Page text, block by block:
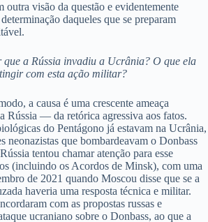
outra visão da questão e evidentemente
daqueles que se preparam
a Rússia invadiu a Ucrânia? O que ela
com esta ação militar?
a causa é uma crescente ameaça
Rússia — da retórica agressiva aos fatos.
do Pentágono já estavam na Ucrânia,
neonazistas que bombardeavam o Donbass
tentou chamar atenção para esse
(incluindo os Acordos de Minsk), com uma
de 2021 quando Moscou disse que se a
haveria uma resposta técnica e militar.
com as propostas russas e
ucraniano sobre o Donbass, ao que a